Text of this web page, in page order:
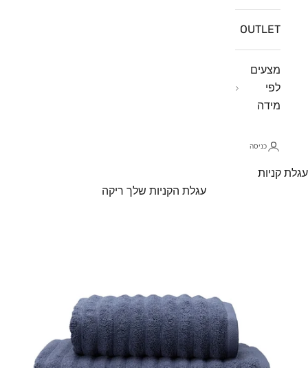
OUTLET
מצעים
לפי
מידה
כניסה
עגלת קניות
עגלת הקניות שלך ריקה